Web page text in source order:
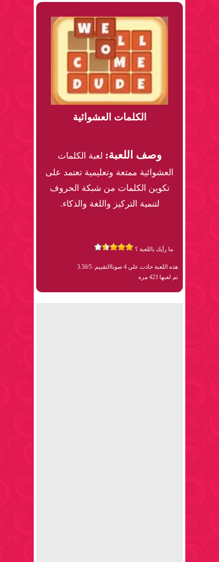
الكلمات العشوائية
وصف اللعبة: لعبة الكلمات
العشوائية ممتعة وتعليمية تعتمد على
تكوين الكلمات من شبكة الحروف
لتنمية التركيز واللغة والذكاء.
ما رأيك باللعبة ؟
هذه اللعبة حاذت علي 4 صوتا
التقييم: 3.50/5
تم لعبها 423 مره